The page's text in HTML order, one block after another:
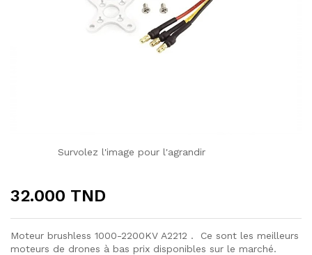
Survolez l'image pour l'agrandir
32.000 TND
Moteur brushless 1000-2200KV A2212 . Ce sont les meilleurs
moteurs de drones à bas prix disponibles sur le marché.